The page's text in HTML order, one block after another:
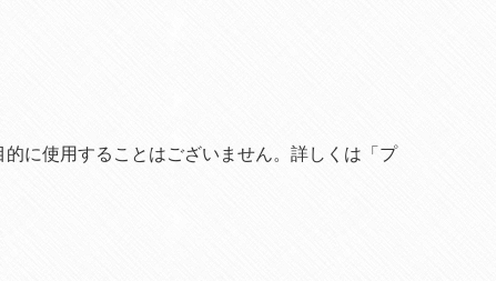
に使用することはございません。詳しくは「プ